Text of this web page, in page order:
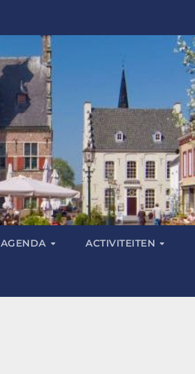
AGENDA ACTIVITEITEN